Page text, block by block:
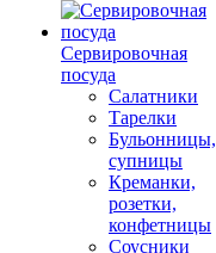
Сервировочная
посуда
Салатники
Тарелки
Бульонницы,
супницы
Креманки,
розетки,
конфетницы
Соусники